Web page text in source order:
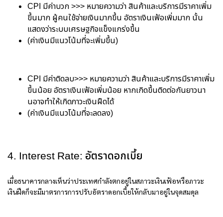
CPI มีค่าบวก >>> หมายความว่า สินค้าและบริการมีราคาเพิ่ม
ขึ้นมาก ผู้คนใช้จ่ายเงินมากขึ้น อัตราเงินเฟ้อเพิ่มมาก นั้น
แสดงว่าระบบเศรษฐกิจแข็งแกร่งขึ้น
(ค่าเงินมีแนวโน้มที่จะเพิ่มขึ้น)
CPI มีค่าติดลบ>>> หมายความว่า สินค้าและบริการมีราคาเพิ่ม
ขึ้นน้อย อัตราเงินเฟ้อเพิ่มน้อย หากเกิดขึ้นติดต่อกันยาวนา
นอาจทำให้เกิดภาวะเงินฝืดได้
(ค่าเงินมีแนวโน้มที่จะลดลง)
4. Interest Rate: อัตราดอกเบี้ย
เมื่อธนาคารกลางเห็นว่าประเทศกำลังตกอยู่ในสภาวะเงินเฟ้อหรือภาวะ
เงินฝืดก็จะมีมาตรการการปรับอัตราดอกเบี้ยให้กลับมาอยู่ในจุดสมดุล